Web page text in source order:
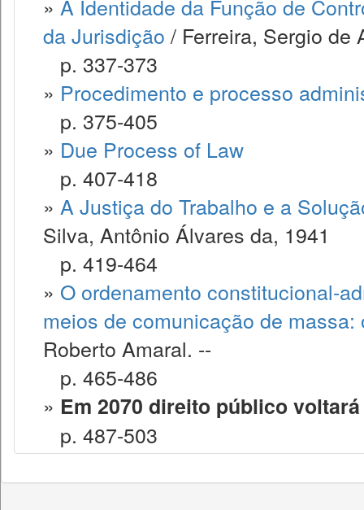
» A Identidade da Função de
da Jurisdição / Ferreira, Sergio de
p. 337-373
» Procedimento e processo
p. 375-405
» Due Process of Law
p. 407-418
» A Justiça do Trabalho e a
Silva, Antônio Álvares da, 1941
p. 419-464
» O ordenamento constitucional-
meios de comunicação de
Roberto Amaral. --
p. 465-486
» Em 2070 direito público
p. 487-503